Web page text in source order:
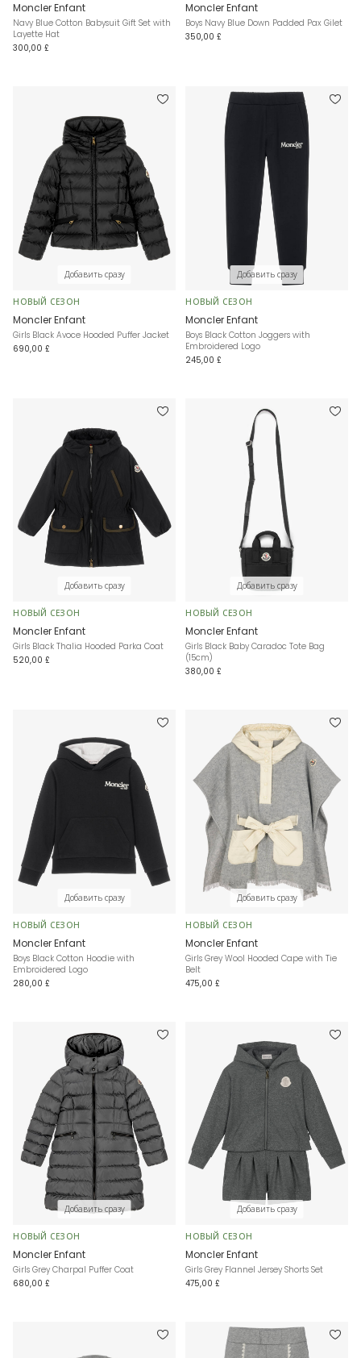
Moncler Enfant
Navy Blue Cotton Babysuit Gift Set with
Layette Hat
300,00 £
Moncler Enfant
Boys Navy Blue Down Padded Pax Gilet
350,00 £
Добавить сразу
НОВЫЙ СЕЗОН
Moncler Enfant
Girls Black Avoce Hooded Puffer Jacket
690,00 £
Добавить сразу
НОВЫЙ СЕЗОН
Moncler Enfant
Boys Black Cotton Joggers with
Embroidered Logo
245,00 £
Добавить сразу
НОВЫЙ СЕЗОН
Moncler Enfant
Girls Black Thalia Hooded Parka Coat
520,00 £
Добавить сразу
НОВЫЙ СЕЗОН
Moncler Enfant
Girls Black Baby Caradoc Tote Bag
(15cm)
380,00 £
Добавить сразу
НОВЫЙ СЕЗОН
Moncler Enfant
Boys Black Cotton Hoodie with
Embroidered Logo
280,00 £
Добавить сразу
НОВЫЙ СЕЗОН
Moncler Enfant
Girls Grey Wool Hooded Cape with Tie
Belt
475,00 £
Добавить сразу
НОВЫЙ СЕЗОН
Moncler Enfant
Girls Grey Charpal Puffer Coat
680,00 £
Добавить сразу
НОВЫЙ СЕЗОН
Moncler Enfant
Girls Grey Flannel Jersey Shorts Set
475,00 £